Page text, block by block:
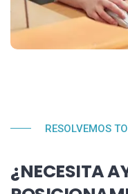
RESOLVEMOS
¿NECESITA